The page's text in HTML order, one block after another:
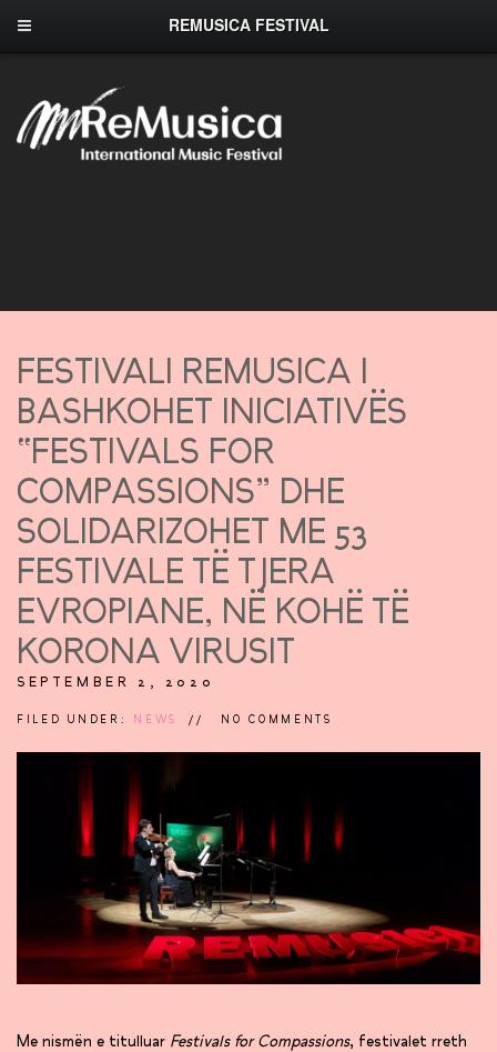
REMUSICA FESTIVAL
FESTIVALI REMUSICA I
BASHKOHET INICIATIVËS
“FESTIVALS FOR
COMPASSIONS” DHE
SOLIDARIZOHET ME 53
FESTIVALE TË TJERA
EVROPIANE, NË KOHË TË
KORONA VIRUSIT
SEPTEMBER 2, 2020
FILED UNDER: NEWS NO COMMENTS
Me nismën e titulluar Festivals for Compassions, festivalet rreth